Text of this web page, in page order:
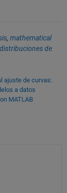
, mathematical
distribuciones de
a datos
ajuste de curvas:
a datos
MATLAB